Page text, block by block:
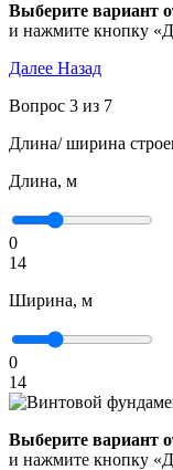
Выберите вариант
и нажмите кнопку
Далее Назад
Вопрос 3 из 7
Длина/ ширина
Длина, м
0
14
Ширина, м
0
14
Выберите вариант
и нажмите кнопку